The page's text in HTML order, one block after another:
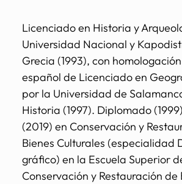
Licenciado en Historia y
Universidad Nacional y
Grecia (1993), con
español de Licenciado en
por la Universidad de
Historia (1997). Diplomado
(2019) en Conservación y
Bienes Culturales (especialidad
gráfico) en la Escuela Superior
Conservación y Restauración de